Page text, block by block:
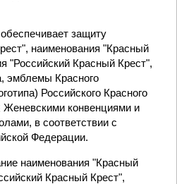
защиту
наименования "Красный
"Российский Красный Крест",
эмблемы Красного
Российского Красного
Женевскими конвенциями и
в соответствии с
Федерации.
наименования "Красный
Красный Крест",